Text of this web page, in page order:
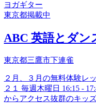
ヨガギター
東京都掲載中
ABC 英語とダン
東京都三鷹市下連雀
２月、３月の無料体験レ
２１ 毎週木曜日 16:15 -
からアクセス抜群のキッ